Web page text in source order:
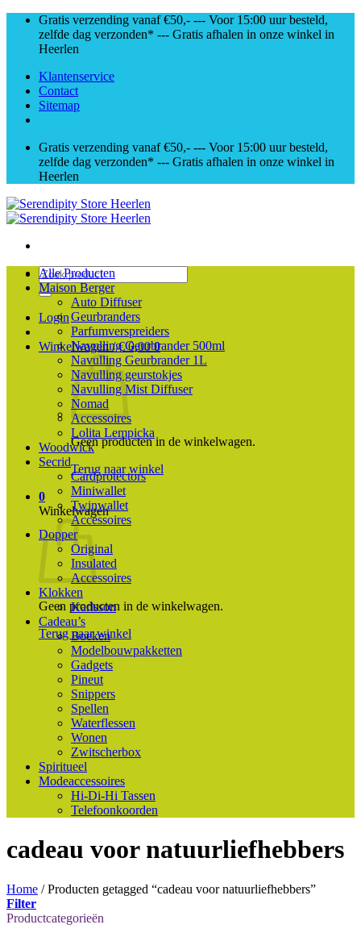
Skip
content
Gratis verzending vanaf €50,- --- Voor 15:00 uur besteld,
zelfde dag verzonden* --- Gratis afhalen in onze winkel in
Heerlen
Klantenservice
Contact
Sitemap
Gratis verzending vanaf €50,- --- Voor 15:00 uur besteld,
zelfde dag verzonden* --- Gratis afhalen in onze winkel in
Heerlen
Zoeken
naar:
Login
Winkelwagen /€0,00 0
Geen producten in de winkelwagen.
Terug naar winkel
0
Winkelwagen
Geen producten in de winkelwagen.
Terug naar winkel
Alle Producten
Maison Berger
Auto Diffuser
Geurbranders
Parfumverspreiders
Navulling Geurbrander 500ml
Navulling Geurbrander 1L
Navulling geurstokjes
Navulling Mist Diffuser
Nomad
Accessoires
Lolita Lempicka
Woodwick
Secrid
Cardprotectors
Miniwallet
Twinwallet
Accessoires
Dopper
Original
Insulated
Accessoires
Klokken
Karlsson
Cadeau’s
Boeken
Modelbouwpakketten
Gadgets
Pineut
Snippers
Spellen
Waterflessen
Wonen
Zwitscherbox
Spiritueel
Modeaccessoires
Hi-Di-Hi Tassen
Telefoonkoorden
cadeau voor natuurliefhebbers
Home /Producten getagged “cadeau voor natuurliefhebbers”
Filter
Productcategorieën